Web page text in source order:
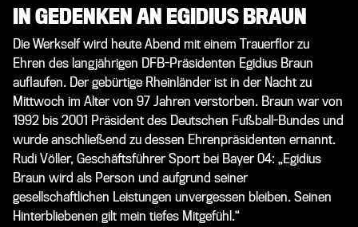
IN GEDENKEN AN EGIDIUS BRAUN
Die Werkself wird heute Abend mit einem Trauerflor zu
Ehren des langjährigen DFB-Präsidenten Egidius Braun
auflaufen. Der gebürtige Rheinländer ist in der Nacht zu
Mittwoch im Alter von 97 Jahren verstorben. Braun war von
1992 bis 2001 Präsident des Deutschen Fußball-Bundes und
wurde anschließend zu dessen Ehrenpräsidenten ernannt.
Rudi Völler, Geschäftsführer Sport bei Bayer 04: „Egidius
Braun wird als Person und aufgrund seiner
gesellschaftlichen Leistungen unvergessen bleiben. Seinen
Hinterbliebenen gilt mein tiefes Mitgefühl.“